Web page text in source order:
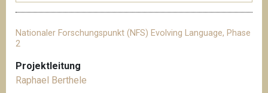
Nationaler Forschungspunkt (NFS) Evolving Language, Phase
2
Projektleitung
Raphael Berthele